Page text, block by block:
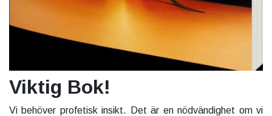
Viktig Bok!
Vi behöver profetisk insikt. Det är en nödvändighet om vi